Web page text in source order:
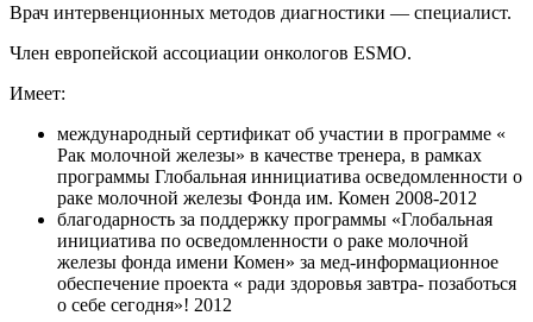
Врач интервенционных методов диагностики — специалист.
Член европейской ассоциации онкологов ESMO.
Имеет:
международный сертификат об участии в программе «
Рак молочной железы» в качестве тренера, в рамках
программы Глобальная иннициатива осведомленности о
раке молочной железы Фонда им. Комен 2008-2012
благодарность за поддержку программы «Глобальная
инициатива по осведомленности о раке молочной
железы фонда имени Комен» за мед-информационное
обеспечение проекта « ради здоровья завтра- позаботься
о себе сегодня»! 2012